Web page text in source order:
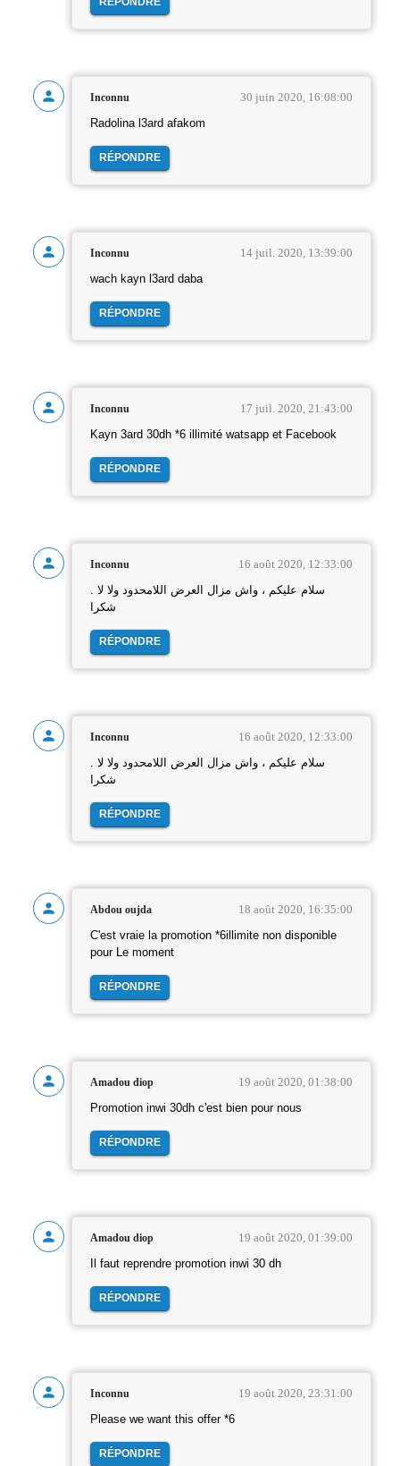
Inconnu 30 juin 2020, 16:08:00
Radolina l3ard afakom
RÉPONDRE
Inconnu 14 juil. 2020, 13:39:00
wach kayn l3ard daba
RÉPONDRE
Inconnu 17 juil. 2020, 21:43:00
Kayn 3ard 30dh *6 illimité watsapp et Facebook
RÉPONDRE
Inconnu 16 août 2020, 12:33:00
سلام عليكم ، واش مزال العرض اللامحدود ولا لا .
شكرا
RÉPONDRE
Inconnu 16 août 2020, 12:33:00
سلام عليكم ، واش مزال العرض اللامحدود ولا لا .
شكرا
RÉPONDRE
Abdou oujda 18 août 2020, 16:35:00
C'est vraie la promotion *6illimite non disponible
pour Le moment
RÉPONDRE
Amadou diop 19 août 2020, 01:38:00
Promotion inwi 30dh c'est bien pour nous
RÉPONDRE
Amadou diop 19 août 2020, 01:39:00
Il faut reprendre promotion inwi 30 dh
RÉPONDRE
Inconnu 19 août 2020, 23:31:00
Please we want this offer *6
RÉPONDRE